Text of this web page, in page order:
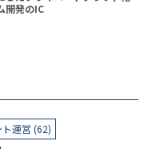
開発のIC
ト運営 (62)